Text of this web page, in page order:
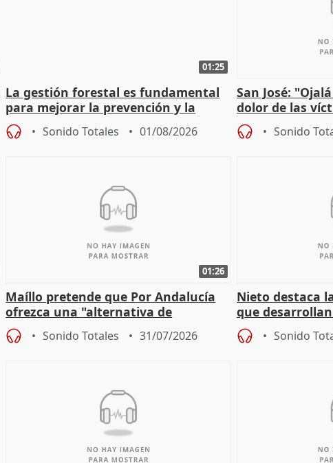
01:25
La gestión forestal es fundamental
para mejorar la prevención y la
actuación frente a incendios
Sonido Totales 01/08/2026
San José:
dolor de las
Sonido
01:26
Maíllo pretende que Por Andalucía
ofrezca una "alternativa de
gobierno" con su labor de oposición
Sonido Totales 31/07/2026
Nieto destaca
que
territoriales de
Sonido